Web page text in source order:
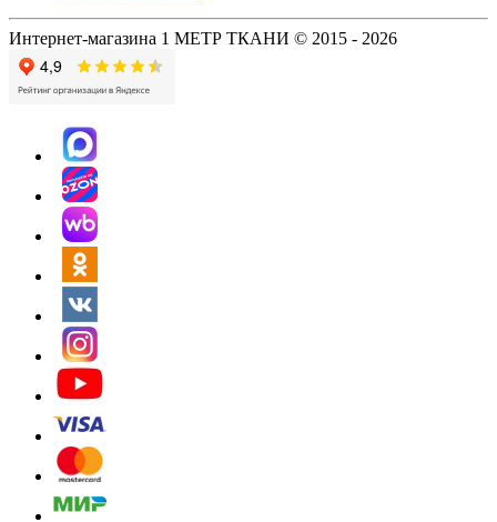
Интернет-магазина 1 МЕТР ТКАНИ © 2015 - 2026